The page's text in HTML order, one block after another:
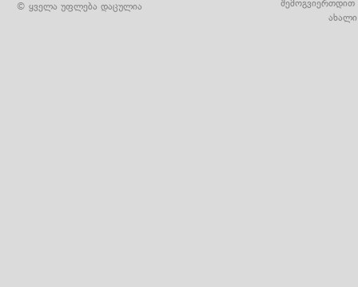
© ყველა უფლება დაცულია
შემოგვიერთდით
ახალი